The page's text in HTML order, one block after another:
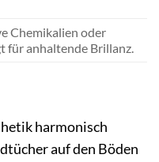
Chemikalien oder
für anhaltende Brillanz.
harmonisch
auf den Böden